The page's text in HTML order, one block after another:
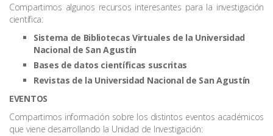
Compartimos algunos recursos interesantes para la investigación
científica:
Sistema de Bibliotecas Virtuales de la Universidad
Nacional de San Agustín
Bases de datos científicas suscritas
Revistas de la Universidad Nacional de San Agustín
EVENTOS
Compartimos información sobre los distintos eventos académicos
que viene desarrollando la Unidad de Investigación: